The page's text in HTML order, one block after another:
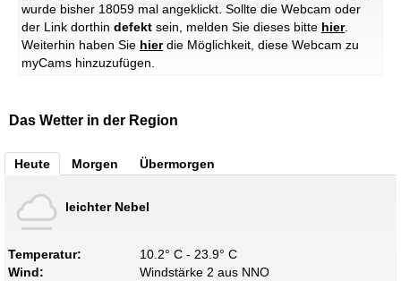
wurde bisher 18059 mal angeklickt. Sollte die Webcam oder
der Link dorthin defekt sein, melden Sie dieses bitte hier.
Weiterhin haben Sie hierdie Möglichkeit, diese Webcam zu
myCams hinzuzufügen.
Das Wetter in der Region
Heute Morgen Übermorgen
leichter Nebel
Temperatur:
10.2° C - 23.9° C
Wind:
Windstärke 2 aus NNO